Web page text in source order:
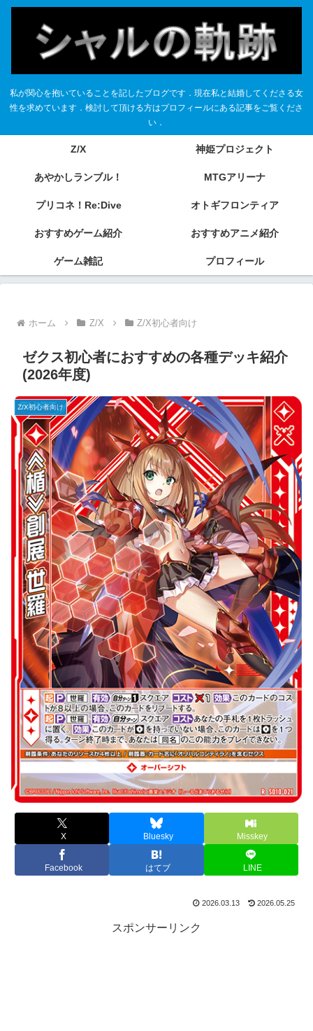
私が関心を抱いていることを記したブログです．現在私と結婚してくださる女
性を求めています．検討して頂ける方はプロフィールにある記事をご覧くださ
い．
Z/X 神姫プロジェクト
あやかしランブル！ MTGアリーナ
プリコネ！Re:Dive オトギフロンティア
おすすめゲーム紹介 おすすめアニメ紹介
ゲーム雑記 プロフィール
ホーム Z/X Z/X初心者向け
ゼクス初心者におすすめの各種デッキ紹介
(2026年度)
Z/X初心者向け
X Bluesky Misskey
Facebook はてブ LINE
2026.03.13 2026.05.25
スポンサーリンク